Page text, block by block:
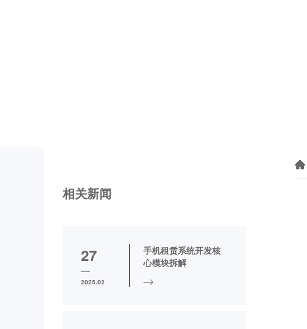
相关新闻
27
2025.02
手机租赁系统开发核
心模块拆解